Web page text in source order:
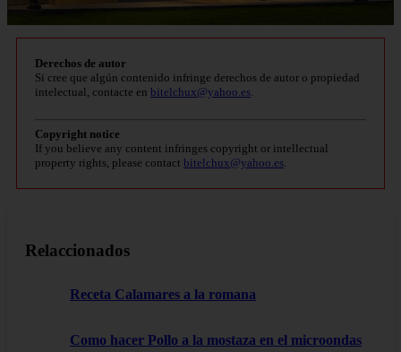
Derechos de autor
Si cree que algún contenido infringe derechos de autor o propiedad
intelectual, contacte en bitelchux@yahoo.es
Copyright notice
If you believe any content infringes copyright or intellectual
property rights, please contact bitelchux@yahoo.es
Relaccionados
Receta Calamares a la romana
Como hacer Pollo a la mostaza en el microondas